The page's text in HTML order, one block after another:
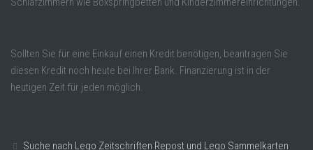
Sollten Sie für eine Einkauf einen Kredit benötigen, beantragen Sie
diesen Kredit noch heute bei Ihrer Bank. Finanzierung ist in der
heutigen Zeit für jeden möglich.
Suche nach Lego Zeitschriften Repost und Lego Sammelkarten